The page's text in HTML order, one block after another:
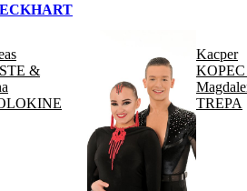
&
Kacper
TREPA